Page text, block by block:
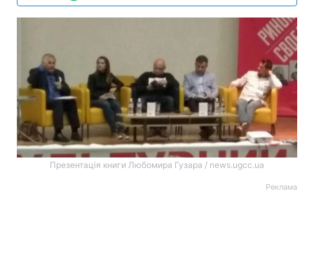
Презентація книги Любомира Гузара / news.ugcc.ua
Реклама